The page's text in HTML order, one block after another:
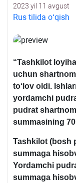
2023 yil 11 avgust
Rus tilida oʻqish
“Tashkilot
uchun
toʻlov oldi.
yordamchi
pudrat
summasining
Tashkilot (bosh
summaga
Yordamchi
summaga